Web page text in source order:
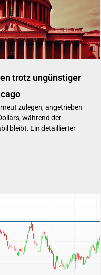
trotz ungünstiger
zulegen, angetrieben
während der
bleibt. Ein detaillierter